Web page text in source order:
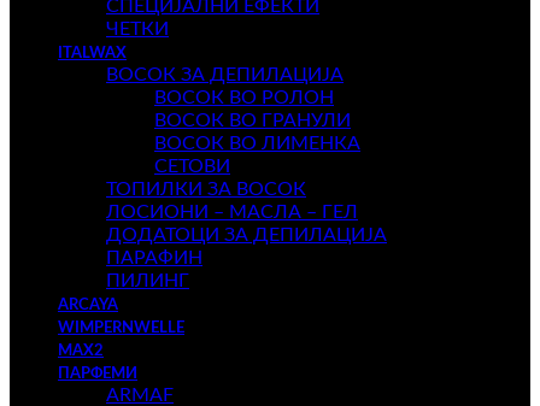
СПЕЦИЈАЛНИ ЕФЕКТИ
ЧЕТКИ
ITALWAX
ВОСОК ЗА ДЕПИЛАЦИЈА
ВОСОК ВО РОЛОН
ВОСОК ВО ГРАНУЛИ
ВОСОК ВО ЛИМЕНКА
СЕТОВИ
ТОПИЛКИ ЗА ВОСОК
ЛОСИОНИ – МАСЛА – ГЕЛ
ДОДАТОЦИ ЗА ДЕПИЛАЦИЈА
ПАРАФИН
ПИЛИНГ
ARCAYA
WIMPERNWELLE
MAX2
ПАРФЕМИ
ARMAF